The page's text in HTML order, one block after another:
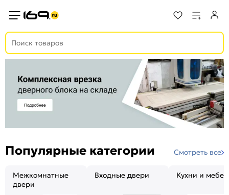
Популярные категории Смотреть все
Межкомнатные
двери
Входные двери Кухни и